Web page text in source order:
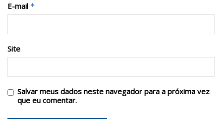
E-mail *
Site
Salvar meus dados neste navegador para a próxima vez
que eu comentar.